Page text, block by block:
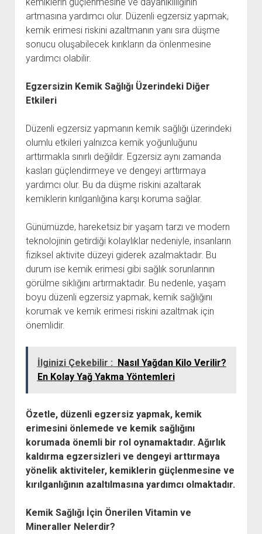
artmasına yardımcı olur. Düzenli egzersiz yapmak,
kemik erimesi riskini azaltmanın yanı sıra düşme
sonucu oluşabilecek kırıkların da önlenmesine
yardımcı olabilir.
Egzersizin Kemik Sağlığı Üzerindeki Diğer
Etkileri
Düzenli egzersiz yapmanın kemik sağlığı üzerindeki
olumlu etkileri yalnızca kemik yoğunluğunu
arttırmakla sınırlı değildir. Egzersiz aynı zamanda
kasları güçlendirmeye ve dengeyi arttırmaya
yardımcı olur. Bu da düşme riskini azaltarak
kemiklerin kırılganlığına karşı koruma sağlar.
Günümüzde, hareketsiz bir yaşam tarzı ve modern
teknolojinin getirdiği kolaylıklar nedeniyle, insanların
fiziksel aktivite düzeyi giderek azalmaktadır. Bu
durum ise kemik erimesi gibi sağlık sorunlarının
görülme sıklığını artırmaktadır. Bu nedenle, yaşam
boyu düzenli egzersiz yapmak, kemik sağlığını
korumak ve kemik erimesi riskini azaltmak için
önemlidir.
İlginizi Çekebilir : Nasıl Yağdan Kilo Verilir?
En Kolay Yağ Yakma Yöntemleri
Özetle, düzenli egzersiz yapmak, kemik
erimesini önlemede ve kemik sağlığını
korumada önemli bir rol oynamaktadır. Ağırlık
kaldırma egzersizleri ve dengeyi arttırmaya
yönelik aktiviteler, kemiklerin güçlenmesine ve
kırılganlığının azaltılmasına yardımcı olmaktadır.
Kemik Sağlığı İçin Önerilen Vitamin ve
Mineraller Nelerdir?